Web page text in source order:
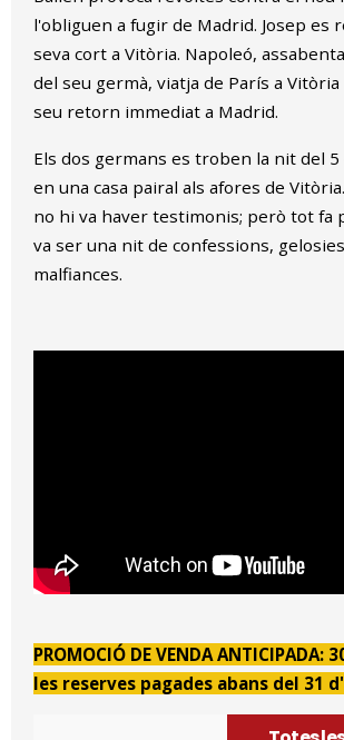
l'obliguen a fugir de Madrid. Josep es
seva cort a Vitòria. Napoleó,
del seu germà, viatja de París a
seu retorn immediat a Madrid.
Els dos germans es troben la nit del
en una casa pairal als afores de
no hi va haver testimonis; però tot fa
va ser una nit de confessions,
malfiances.
PROMOCIÓ DE VENDA
les reserves pagades abans del 31